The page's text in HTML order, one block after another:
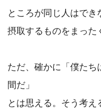
ところが同じ人はでき
摂取するものをまった
ただ、確かに「僕たち
間だ」
とは思える。そう考